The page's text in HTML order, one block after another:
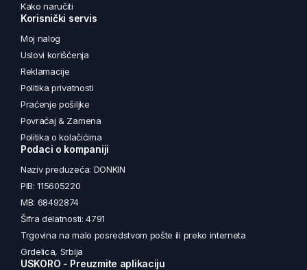
Kako naručiti
Korisnički servis
Moj nalog
Uslovi korišćenja
Reklamacije
Politika privatnosti
Praćenje pošiljke
Povraćaj & Zamena
Politika o kolačićima
Podaci o kompaniji
Naziv preduzeća: DONKIN
PIB: 115605220
MB: 68492874
Šifra delatnosti: 4791
Trgovina na malo posredstvom pošte ili preko interneta
Grdelica, Srbija
USKORO - Preuzmite aplikaciju